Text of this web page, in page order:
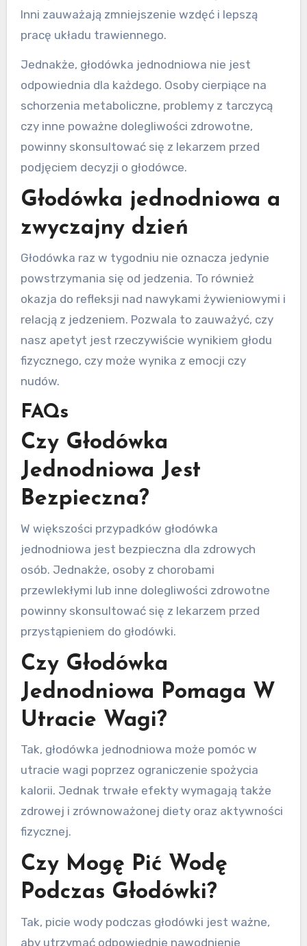
Inni zauważają zmniejszenie wzdęć i lepszą
pracę układu trawiennego.
Jednakże, głodówka jednodniowa nie jest
odpowiednia dla każdego. Osoby cierpiące na
schorzenia metaboliczne, problemy z tarczycą
czy inne poważne dolegliwości zdrowotne,
powinny skonsultować się z lekarzem przed
podjęciem decyzji o głodówce.
Głodówka jednodniowa a
zwyczajny dzień
Głodówka raz w tygodniu nie oznacza jedynie
powstrzymania się od jedzenia. To również
okazja do refleksji nad nawykami żywieniowymi i
relacją z jedzeniem. Pozwala to zauważyć, czy
nasz apetyt jest rzeczywiście wynikiem głodu
fizycznego, czy może wynika z emocji czy
nudów.
FAQs
Czy Głodówka
Jednodniowa Jest
Bezpieczna?
W większości przypadków głodówka
jednodniowa jest bezpieczna dla zdrowych
osób. Jednakże, osoby z chorobami
przewlekłymi lub inne dolegliwości zdrowotne
powinny skonsultować się z lekarzem przed
przystąpieniem do głodówki.
Czy Głodówka
Jednodniowa Pomaga W
Utracie Wagi?
Tak, głodówka jednodniowa może pomóc w
utracie wagi poprzez ograniczenie spożycia
kalorii. Jednak trwałe efekty wymagają także
zdrowej i zrównoważonej diety oraz aktywności
fizycznej.
Czy Mogę Pić Wodę
Podczas Głodówki?
Tak, picie wody podczas głodówki jest ważne,
aby utrzymać odpowiednie nawodnienie